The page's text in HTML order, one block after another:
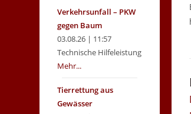
Verkehrsunfall – PKW
gegen Baum
03.08.26 | 11:57
Technische Hilfeleistung
Mehr...
Tierrettung aus
Gewässer